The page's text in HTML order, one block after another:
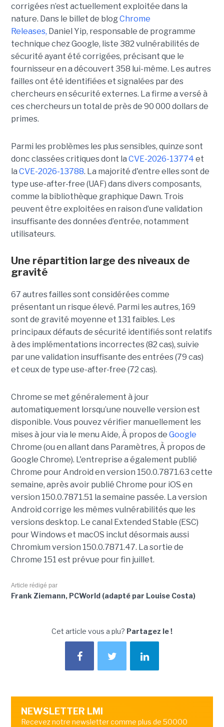
corrigées n’est actuellement exploitée dans la
nature. Dans le billet de blogChrome
Releases, Daniel Yip, responsable de programme
technique chez Google, liste 382 vulnérabilités de
sécurité ayant été corrigées, précisant que le
fournisseur en a découvert 358 lui-même. Les autres
failles ont été identifiées et signalées par des
chercheurs en sécurité externes. La firme a versé à
ces chercheurs un total de près de 90 000 dollars de
primes.
Parmi les problèmes les plus sensibles, quinze sont
donc classées critiques dont la CVE-2026-13774 et
la CVE-2026-13788. La majorité d'entre elles sont de
type use-after-free (UAF) dans divers composants,
comme la bibliothèque graphique Dawn. Trois
peuvent être exploitées en raison d’une validation
insuffisante des données d’entrée, notamment
utilisateurs.
Une répartition large des niveaux de
gravité
67 autres failles sont considérées comme
présentant un risque élevé. Parmi les autres, 169
sont de gravité moyenne et 131 faibles. Les
principaux défauts de sécurité identifiés sont relatifs
à des implémentations incorrectes (82 cas), suivie
par une validation insuffisante des entrées (79 cas)
et ceux de type use-after-free (72 cas).
Chrome se met généralement à jour
automatiquement lorsqu’une nouvelle version est
disponible. Vous pouvez vérifier manuellement les
mises à jour via le menu Aide, À propos de Google
Chrome (ou en allant dans Paramètres, À propos de
Google Chrome). L'entreprise a également publié
Chrome pour Android en version 150.0.7871.63 cette
semaine, après avoir publié Chrome pour iOS en
version 150.0.7871.51 la semaine passée. La version
Android corrige les mêmes vulnérabilités que les
versions desktop. Le canal Extended Stable (ESC)
pour Windows et macOS inclut désormais aussi
Chromium version 150.0.7871.47. La sortie de
Chrome 151 est prévue pour fin juillet.
Article rédigé par
Frank Ziemann, PCWorld (adapté par Louise Costa)
Cet article vous a plu? Partagez le !
NEWSLETTER LMI
Recevez notre newsletter comme plus de 50000